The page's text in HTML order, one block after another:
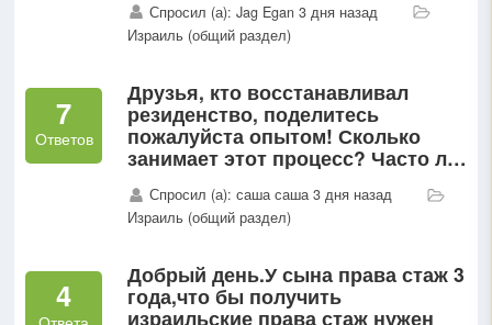
консульство Израиля все таки
заполнять какие нибудь формы?
Спросил (а): Jag Egan 3 дня назад
Израиль (общий раздел)
7
Ответов
Друзья, кто восстанавливал
резиденство, поделитесь
пожалуйста опытом! Сколько
занимает этот процесс? Часто ли
документы?
Спросил (а): саша саша 3 дня назад
Израиль (общий раздел)
4
Добрый день.У сына права стаж 3
года,что бы получить
израильские права стаж нужен